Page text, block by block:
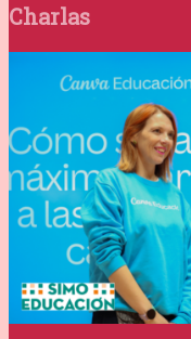
Charlas